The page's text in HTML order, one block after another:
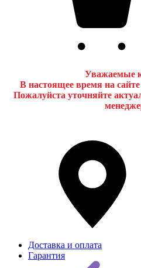
Уважаемые
В настоящее время на
Пожалуйста уточняйте
Доставка и оплата
Гарантия